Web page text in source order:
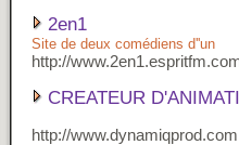
2en1
Site de deux comédiens d''un
http://
CREATEUR
http://www.dynamiqprod.com